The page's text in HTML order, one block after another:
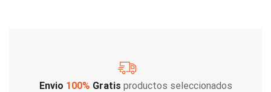
Envio 100% Gratis productos seleccionados